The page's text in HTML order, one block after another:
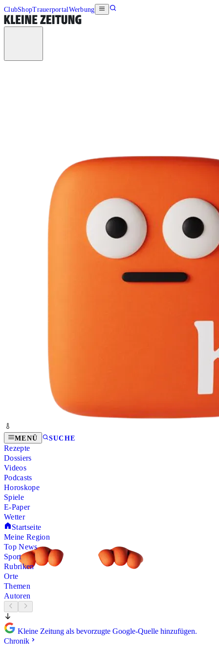
ClubShopTrauerportalWerbung
MENÜ SUCHE
Rezepte
Dossiers
Videos
Podcasts
Horoskope
Spiele
E-Paper
Wetter
Startseite
Meine Region
Top News
Sport
Rubriken
Orte
Themen
Autoren
Kleine Zeitung als bevorzugte Google-Quelle hinzufügen.
Chronik